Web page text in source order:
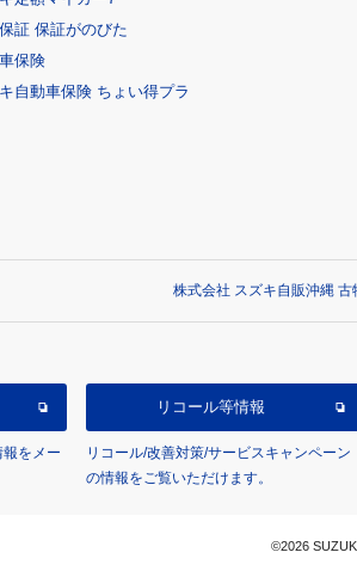
証 保証がのびた
保険
自動車保険 ちょい得プラ
株式会社 スズキ自販沖縄
をメー
リコール等情報
リコール/改善対策/サービスキャンペーン
の情報をご覧いただけます。
©2026